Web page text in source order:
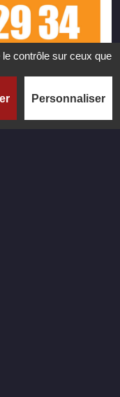
contrôle sur ceux que
Personnaliser